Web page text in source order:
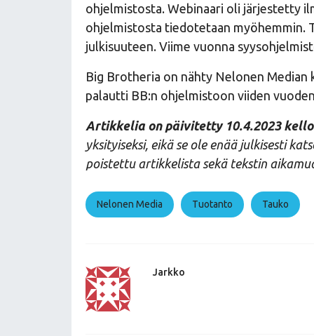
ohjelmistosta. Webinaari oli järjestetty
ohjelmistosta tiedotetaan myöhemmin.
julkisuuteen. Viime vuonna
Big Brotheria on nähty Nelonen Median
palautti BB:n ohjelmistoon viiden
Artikkelia on päivitetty 10.4.2023 kello
yksityiseksi, eikä se ole enää julkisesti
poistettu artikkelista sekä tekstin
Nelonen Media Tuotanto Tauko
Jarkko